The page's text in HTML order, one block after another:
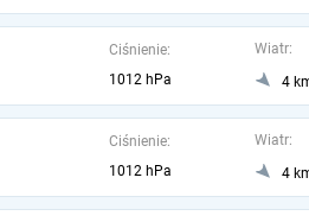
Ciśnienie:
1012 hPa
Wiatr:
4
Ciśnienie:
1012 hPa
Wiatr:
4